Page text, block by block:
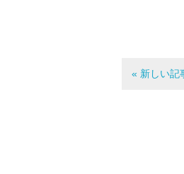
« 新しい記